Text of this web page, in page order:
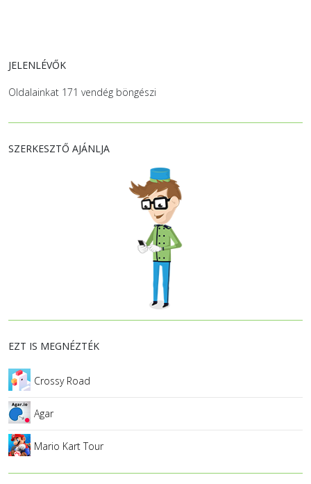
JELENLÉVŐK
Oldalainkat 171 vendég böngészi
SZERKESZTŐ AJÁNLJA
EZT IS MEGNÉZTÉK
Crossy Road
Agar
Mario Kart Tour